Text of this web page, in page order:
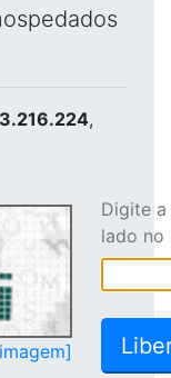
,
Digite
lado no